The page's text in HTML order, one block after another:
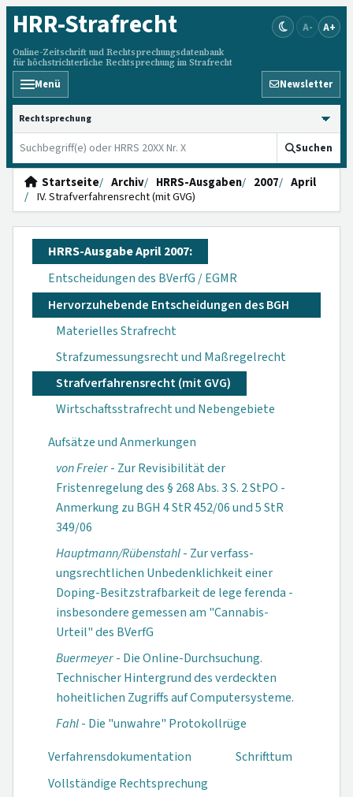
HRR-Strafrecht
Online-Zeitschrift und Rechtsprechungsdatenbank
für höchstrichterliche Rechtsprechung im Strafrecht
A- A+
Menü Newsletter
HRRS durchsuchen
Suchen
Startseite Archiv HRRS-Ausgaben 2007
April
IV. Strafverfahrensrecht (mit GVG)
HRRS-Ausgabe April 2007:
Entscheidungen des BVerfG / EGMR
Hervorzuhebende Entscheidungen des BGH
Materielles Strafrecht
Strafzumessungsrecht und Maßregelrecht
Strafverfahrensrecht (mit GVG)
Wirtschaftsstrafrecht und Nebengebiete
Aufsätze und Anmerkungen
von Freier- Zur Revisibilität der
Fristenregelung des § 268 Abs. 3 S. 2 StPO -
Anmerkung zu BGH 4 StR 452/06 und 5 StR
349/06
Hauptmann/Rüben­stahl- Zur verfass­
ungsrechtlichen Unbedenklichkeit einer
Doping-Be­sitzstrafbarkeit de lege ferenda -
insbesondere gemessen am "Cannabis-
Urteil" des BVerfG
Buermeyer- Die Online-Durchsuchung.
Technischer Hinter­grund des verdeckten
hoheitlichen Zugriffs auf Computersysteme.
Fahl- Die "unwahre" Protokollrüge
Verfahrensdokumen­tation
Schrifttum
Vollständige Rechtsprechung